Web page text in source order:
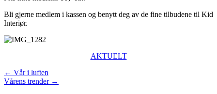
Bli gjerne medlem i kassen og benytt deg av de fine tilbudene til Kid
Interiør.
AKTUELT
Posts
navigation
← Vår i luften
Vårens trender →